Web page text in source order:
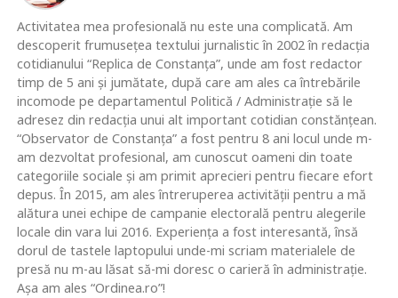
Activitatea mea profesională nu este una complicată. Am
descoperit frumusețea textului jurnalistic în 2002 în redacția
cotidianului “Replica de Constanța”, unde am fost redactor
timp de 5 ani și jumătate, după care am ales ca întrebările
incomode pe departamentul Politică / Administrație să le
adresez din redacția unui alt important cotidian constănțean.
“Observator de Constanța” a fost pentru 8 ani locul unde m-
am dezvoltat profesional, am cunoscut oameni din toate
categoriile sociale și am primit aprecieri pentru fiecare efort
depus. În 2015, am ales întreruperea activității pentru a mă
alătura unei echipe de campanie electorală pentru alegerile
locale din vara lui 2016. Experiența a fost interesantă, însă
dorul de tastele laptopului unde-mi scriam materialele de
presă nu m-au lăsat să-mi doresc o carieră în administrație.
Așa am ales “Ordinea.ro”!